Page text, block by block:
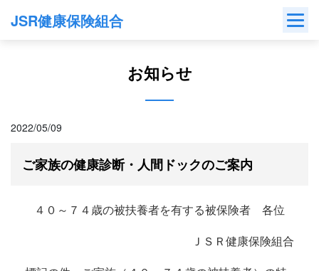
JSR健康保険組合
お知らせ
2022/05/09
ご家族の健康診断・人間ドックのご案内
４０～７４歳の被扶養者を有する被保険者 各位
ＪＳＲ健康保険組合